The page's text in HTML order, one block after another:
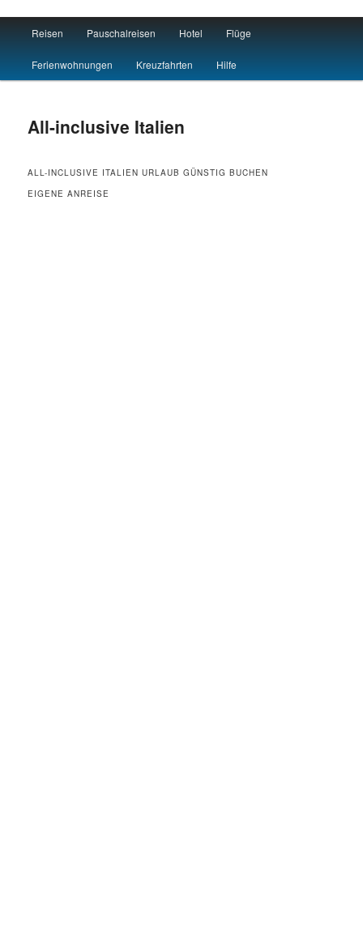
Reisen Hotel Flug
Skip to primary content
Skip to secondary content
Reisen Pauschalreisen Hotel Flüge
Ferienwohnungen Kreuzfahrten Hilfe
All-inclusive Italien
ALL-INCLUSIVE ITALIEN URLAUB GÜNSTIG BUCHEN
EIGENE ANREISE